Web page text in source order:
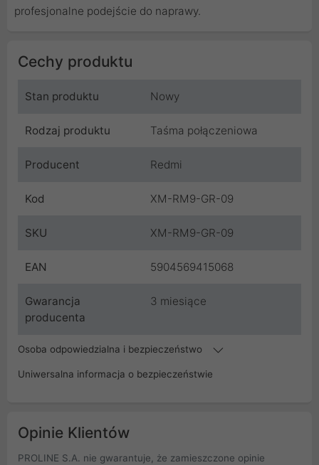
profesjonalne podejście do naprawy.
Cechy produktu
Stan produktu Nowy
Rodzaj produktu Taśma połączeniowa
Producent Redmi
Kod XM-RM9-GR-09
SKU XM-RM9-GR-09
EAN 5904569415068
Gwarancja
producenta
3 miesiące
Osoba odpowiedzialna i bezpieczeństwo
Uniwersalna informacja o bezpieczeństwie
Opinie Klientów
PROLINE S.A. nie gwarantuje, że zamieszczone opinie